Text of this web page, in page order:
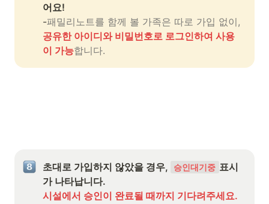
어요!
-
공유한 아이디와 비밀번호로 로그인하여 사용
이 가능합니다.
초대로 가입하지 않았을 경우, 승인대기중 표시
시설에서 승인이 완료될 때까지 기다려주세요.